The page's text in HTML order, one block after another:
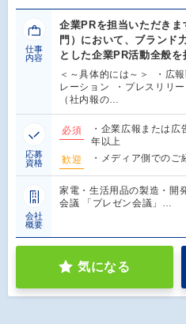
仕事
内容
企業PRを担当いただき
門）において、ブランド
とした企業PR活動全般を
＜～具体的には～＞ ・広
レーション ・プレスリリ
（社内報の…
応募
資格
必須
・企業広報または
年以上
歓迎
・メディア側でのご
会社
概要
家電・生活用品の製造・
会議 「プレゼン会議」…
気になる